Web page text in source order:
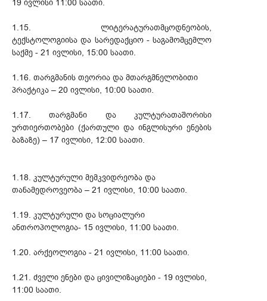
19 ივლისი 11:00 საათი.
1.15. ლიტერატურათმცოდნეობის,
ტექსტოლოგიისა და სარედაქციო - საგამომცემლო
საქმე - 21 ივლისი, 15:00 საათი.
1.16. თარგმანის თეორია და მთარგმნელობითი
პრაქტიკა – 20 ივლისი, 10:00 საათი.
1.17. თარგმანი და კულტურათაშორისი
ურთიერთობები (ქართული და ინგლისური ენების
ბაზაზე) – 17 ივლისი, 12:00 საათი.
1.18. კულტურული მემკვიდრეობა და
თანამედროვეობა – 21 ივლისი, 10:00 საათი.
1.19. კულტურული და სოციალური
ანთროპოლოგია- 15 ივლისი, 11:00 საათი.
1.20. არქეოლოგია - 21 ივლისი, 11:00 საათი.
1.21. ძველი ენები და ცივილიზაციები - 19 ივლისი,
11:00 საათი.